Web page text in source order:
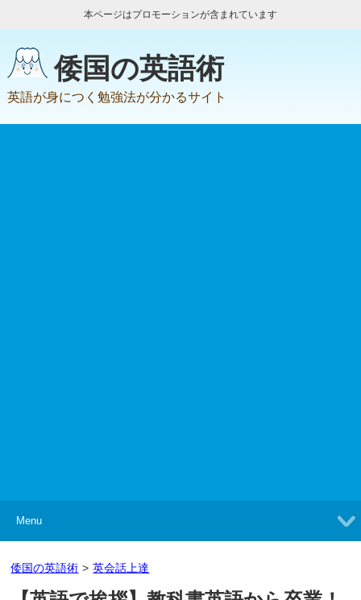
本ページはプロモーションが含まれています
倭国の英語術
英語が身につく勉強法が分かるサイト
Menu
倭国の英語術 > 英会話上達